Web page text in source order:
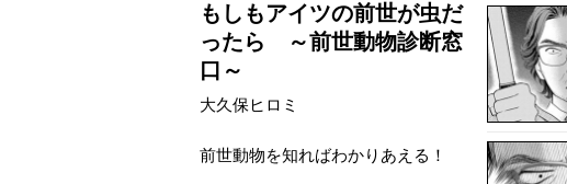
もしもアイツの前世が虫だ
ったら ～前世動物診断窓
口～
大久保ヒロミ
前世動物を知ればわかりあえる！